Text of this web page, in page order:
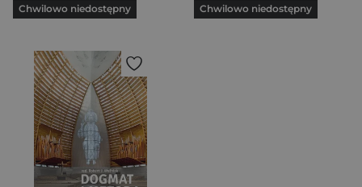
Chwilowo niedostępny Chwilowo niedostępny